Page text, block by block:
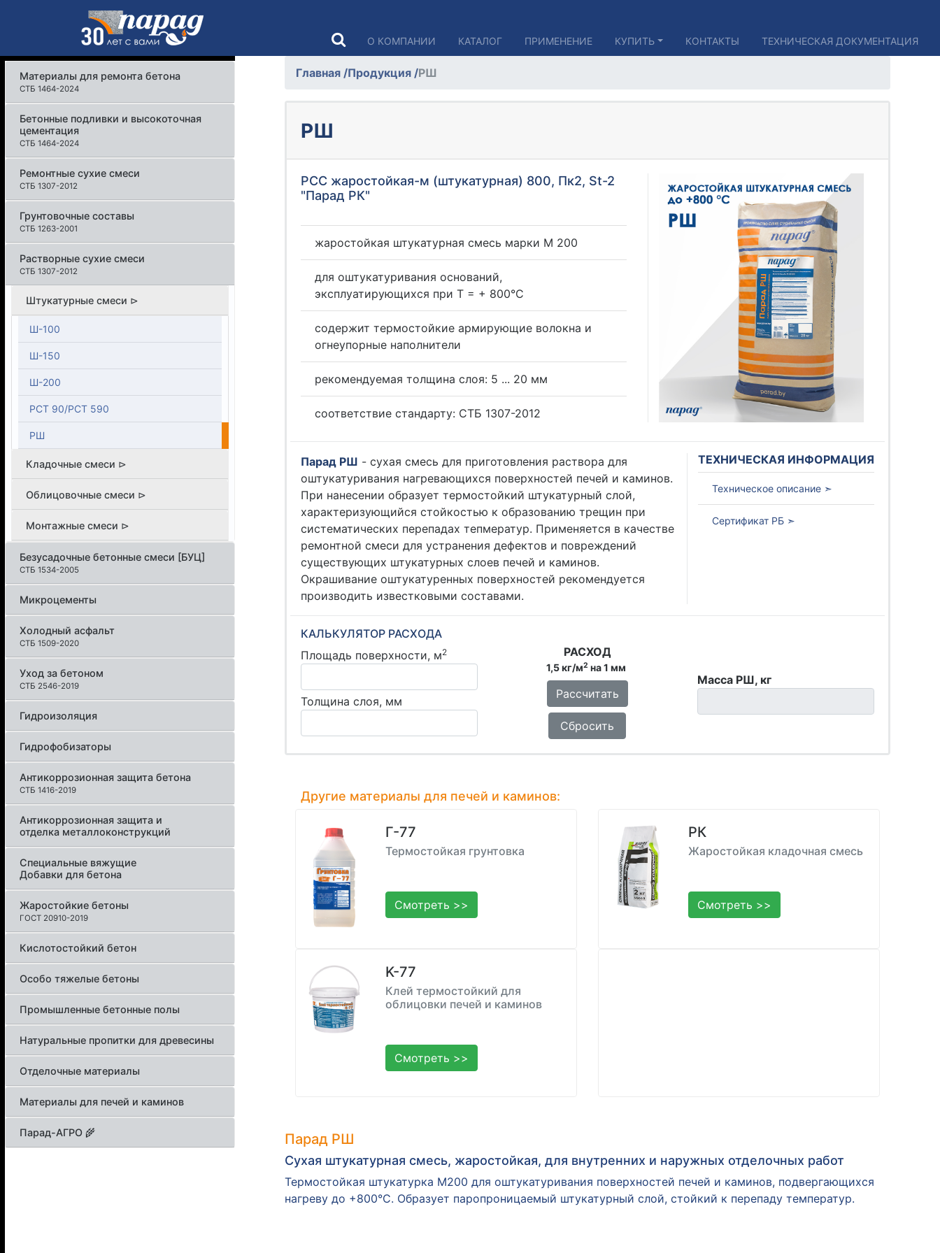
О КОМПАНИИ КАТАЛОГ ПРИМЕНЕНИЕ КУПИТЬ КОНТАКТЫ ТЕХНИЧЕСКАЯ ДОКУМЕНТАЦИЯ
Материалы для ремонта бетона
СТБ 1464-2024
Бетонные подливки и высокоточная
цементация
СТБ 1464-2024
Ремонтные сухие смеси
СТБ 1307-2012
Грунтовочные составы
СТБ 1263-2001
Растворные сухие смеси
СТБ 1307-2012
Штукатурные смеси ⊳
Ш-100
Ш-150
Ш-200
РСТ 90/РСТ 590
РШ
Кладочные смеси ⊳
Облицовочные смеси ⊳
Монтажные смеси ⊳
Безусадочные бетонные смеси [БУЦ]
СТБ 1534-2005
Микроцементы
Холодный асфальт
СТБ 1509-2020
Уход за бетоном
СТБ 2546-2019
Гидроизоляция
Гидрофобизаторы
Антикоррозионная защита бетона
СТБ 1416-2019
Антикоррозионная защита и
отделка металлоконструкций
Специальные вяжущие
Добавки для бетона
Жаростойкие бетоны
ГОСТ 20910-2019
Кислотостойкий бетон
Особо тяжелые бетоны
Промышленные бетонные полы
Натуральные пропитки для древесины
Отделочные материалы
Материалы для печей и каминов
Парад-АГРО 🌾
Продукция /
Главная / РШ
РШ
РСС жаростойкая-м (штукатурная) 800, Пк2, St-2
"Парад РК"
жаростойкая штукатурная смесь марки М 200
для оштукатуривания оснований,
эксплуатирующихся при T = + 800°C
содержит термостойкие армирующие волокна и
огнеупорные наполнители
рекомендуемая толщина слоя: 5 ... 20 мм
соответствие стандарту: СТБ 1307-2012
Парад РШ - сухая смесь для приготовления раствора для
оштукатуривания нагревающихся поверхностей печей и каминов.
При нанесении образует термостойкий штукатурный слой,
характеризующийся стойкостью к образованию трещин при
систематических перепадах тепмератур. Применяется в качестве
ремонтной смеси для устранения дефектов и повреждений
существующих штукатурных слоев печей и каминов.
Окрашивание оштукатуренных поверхностей рекомендуется
производить известковыми составами.
ТЕХНИЧЕСКАЯ ИНФОРМАЦИЯ
Техническое описание ➣
Сертификат РБ ➣
КАЛЬКУЛЯТОР РАСХОДА
Площадь поверхности, м2
Толщина слоя, мм
РАСХОД
1,5 кг/м2 на 1 мм
Рассчитать
Сбросить
Масса РШ, кг
Другие материалы для печей и каминов:
Г-77
Термостойкая грунтовка
Смотреть >>
РК
Жаростойкая кладочная смесь
Смотреть >>
K-77
Клей термостойкий для
облицовки печей и каминов
Смотреть >>
Парад РШ
Сухая штукатурная смесь, жаростойкая, для внутренних и наружных отделочных работ
Термостойкая штукатурка М200 для оштукатуривания поверхностей печей и каминов, подвергающихся
нагреву до +800°C. Образует паропроницаемый штукатурный слой, стойкий к перепаду температур.